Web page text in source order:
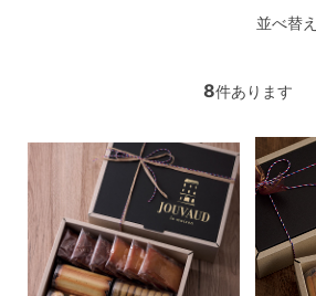
並べ替え
8件あります